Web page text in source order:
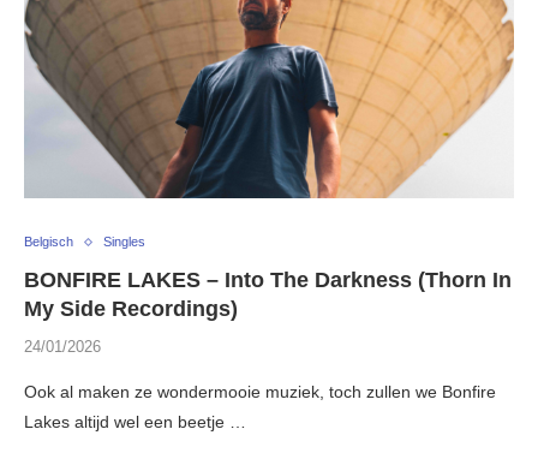
Belgisch Singles
BONFIRE LAKES – Into The Darkness (Thorn In
My Side Recordings)
24/01/2026
Ook al maken ze wondermooie muziek, toch zullen we Bonfire
Lakes altijd wel een beetje …